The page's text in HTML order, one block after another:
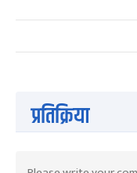
प्रतिक्रिया